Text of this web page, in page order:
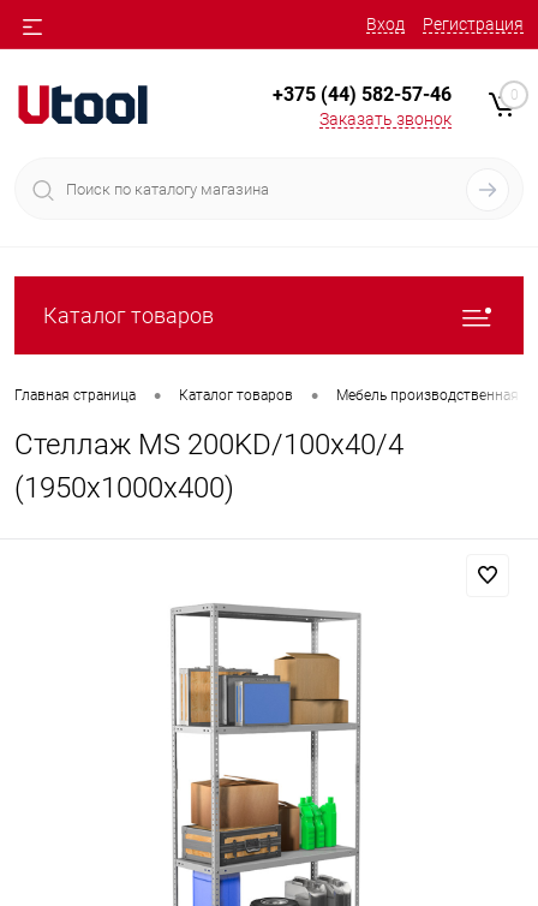
Вход Регистрация
+375 (44) 582-57-46
Заказать звонок
0
Каталог товаров
Главная страница • Каталог товаров • Мебель производственная
Стеллаж MS 200KD/100x40/4
(1950x1000x400)